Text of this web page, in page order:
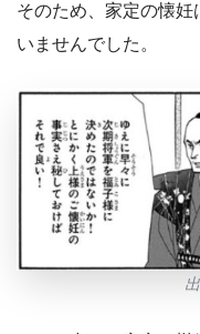
そのため、家定の懐
いませんでした。